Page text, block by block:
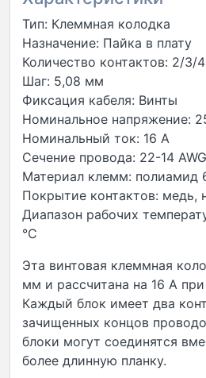
Тип: Клеммная колодка
Назначение: Пайка в плату
Количество контактов: 2/3/
Шаг: 5,08 мм
Фиксация кабеля: Винты
Номинальное напряжение:
Номинальный ток: 16 А
Сечение провода: 22-14
Материал клемм: полиамид
Покрытие контактов: медь,
Диапазон рабочих
°C
Эта винтовая клеммная
мм и рассчитана на 16 А
Каждый блок имеет два
зачищенных концов
блоки могут соединятся
более длинную планку.